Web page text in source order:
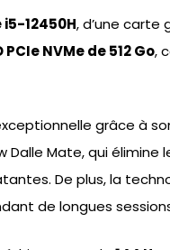
12450H, d’une carte
PCIe NVMe de 512 Go,
grâce à
Dalle Mate, qui
De plus, la
de longues